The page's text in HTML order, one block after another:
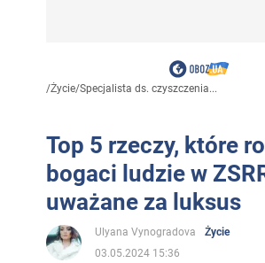
/Życie/Specjalista ds. czyszczenia...
Top 5 rzeczy, które
bogaci ludzie w
uważane za luksus
Ulyana Vynogradova
Życie
03.05.2024 15:36